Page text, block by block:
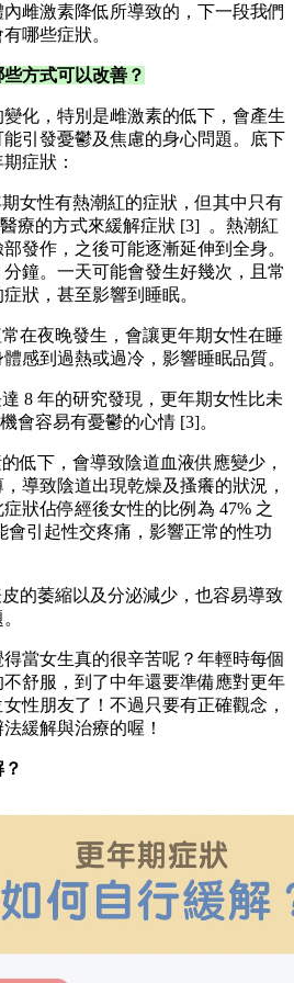
雌激素降低所導致的，下一段我們
哪些症狀。
方式可以改善？
化，特別是雌激素的低下，會產生
引發憂鬱及焦慮的身心問題。底下
症狀：​
女性有熱潮紅的症狀，但其中只有
療的方式來緩解症狀 [3] 。熱潮紅
發作，之後可能逐漸延伸到全身。
鐘。一天可能會發生好幾次，且常
狀，甚至影響到睡眠。
在夜晚發生，會讓更年期女性在睡
感到過熱或過冷，影響睡眠品質。
8 年的研究發現，更年期女性比未
會容易有憂鬱的心情 [3]。
低下，會導致陰道血液供應變少，
導致陰道出現乾燥及搔癢的狀況，
狀佔停經後女性的比例為 47% 之
會引起性交疼痛，影響正常的性功
皮的萎縮以及分泌減少，也容易導致
當女生真的很辛苦呢？年輕時每個
舒服，到了中年還要準備應對更年
性朋友了！不過只要有正確觀念，
緩解與治療的喔！